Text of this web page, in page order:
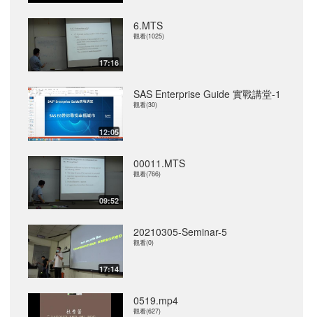
17:16
6.MTS
觀看(1025)
12:05
SAS Enterprise Guide 實戰講堂-1
觀看(30)
09:52
00011.MTS
觀看(766)
17:14
20210305-Seminar-5
觀看(0)
0519.mp4
觀看(627)